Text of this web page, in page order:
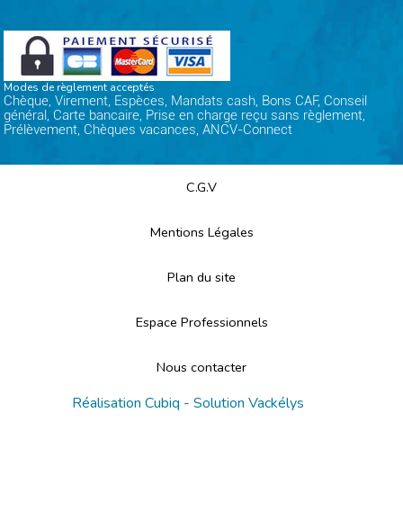
Modes de règlement acceptés
Chèque, Virement, Espèces, Mandats cash, Bons CAF, Conseil
général, Carte bancaire, Prise en charge reçu sans règlement,
Prélèvement, Chèques vacances, ANCV-Connect
C.G.V
Mentions Légales
Plan du site
Espace Professionnels
Nous contacter
Réalisation Cubiq - Solution Vackélys